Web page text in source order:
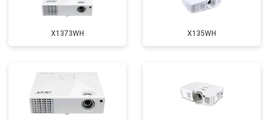
X1373WH X135WH